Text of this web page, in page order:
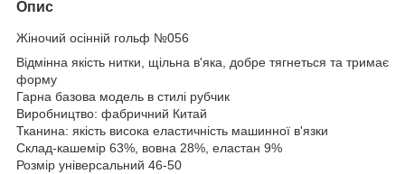
Опис
Жіночий осінній гольф №056
Відмінна якість нитки, щільна в'яка, добре тягнеться та тримає
форму
Гарна базова модель в стилі рубчик
Виробництво: фабричний Китай
Тканина: якість висока еластичність машинної в'язки
Склад-кашемір 63%, вовна 28%, еластан 9%
Розмір універсальний 46-50